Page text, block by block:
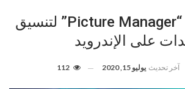
تحميل تطبيق “Picture Manager” لتنسيق
على الإندرويد
آخر تحديث يوليو 15, 2020 112